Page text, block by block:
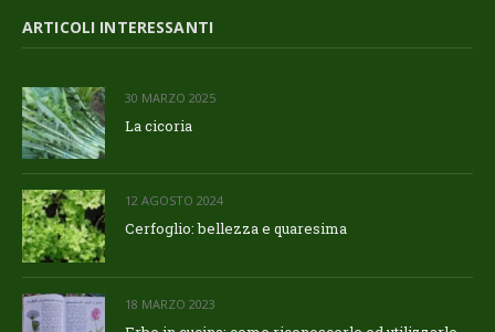
ARTICOLI INTERESSANTI
30 MARZO 2025
La cicoria
12 AGOSTO 2024
Cerfoglio: bellezza e quaresima
18 MARZO 2023